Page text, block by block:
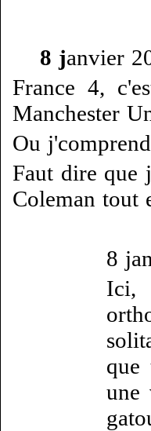
8 janvier
France 4,
Manchester
Ou
Faut dire que
Coleman tout
8
Ici,
que
une